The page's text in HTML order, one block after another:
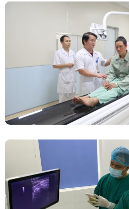
Chính Thức Vận Hành
Mới Spect/CT Trong
Ung Thư Tại Bệnh Viện Đa
Đốt Sóng Cao Tần Dưới
Lành Tuyến Giáp Không